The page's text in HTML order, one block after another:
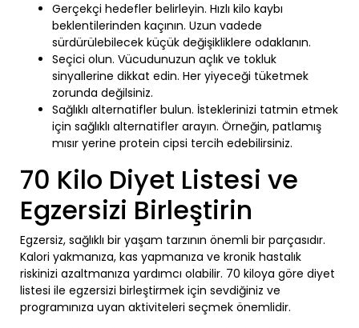
Gerçekçi hedefler belirleyin. Hızlı kilo kaybı
beklentilerinden kaçının. Uzun vadede
sürdürülebilecek küçük değişikliklere odaklanın.
Seçici olun. Vücudunuzun açlık ve tokluk
sinyallerine dikkat edin. Her yiyeceği tüketmek
zorunda değilsiniz.
Sağlıklı alternatifler bulun. İsteklerinizi tatmin etmek
için sağlıklı alternatifler arayın. Örneğin, patlamış
mısır yerine protein cipsi tercih edebilirsiniz.
70 Kilo Diyet Listesi ve
Egzersizi Birleştirin
Egzersiz, sağlıklı bir yaşam tarzının önemli bir parçasıdır.
Kalori yakmanıza, kas yapmanıza ve kronik hastalık
riskinizi azaltmanıza yardımcı olabilir. 70 kiloya göre diyet
listesi ile egzersizi birleştirmek için sevdiğiniz ve
programınıza uyan aktiviteleri seçmek önemlidir.